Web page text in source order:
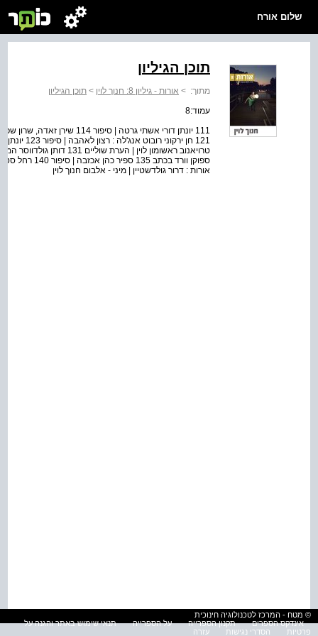
שלום אורח
תוכן הגיליון
מתוך: > אורות - גיליון 8: חנוך לוין > תוכן הגיליון
עמוד:8
111 יונתן דורי אשתי גרטה |
ספוקן וורד
אורות : דרור גולדשטיין | מיני - אלבום חנוך לוין
© מטח - המרכז לטכנולוגיה חינוכית
אינדקס הספרים
תקנון הספרייה על הספרייה
תנאי שימוש באתר והגנה על
פרטיות
הסדרי נגישות עזרה